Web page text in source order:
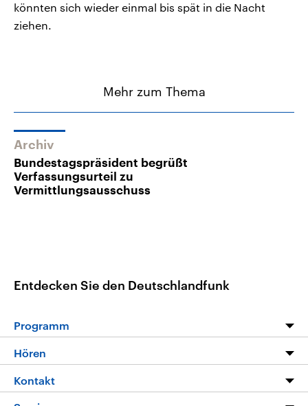
könnten sich wieder einmal bis spät in die Nacht
ziehen.
Mehr zum Thema
Archiv
Bundestagspräsident begrüßt
Verfassungsurteil zu
Vermittlungsausschuss
Entdecken Sie den Deutschlandfunk
Programm
Die Nachrichten
Hören
Livestream
Kontakt